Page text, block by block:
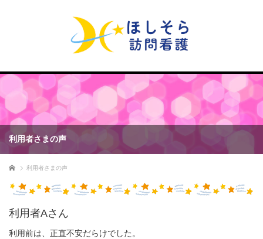
利用者さまの声
ホーム 利用者さまの声
利用者Aさん
利用前は、正直不安だらけでした。